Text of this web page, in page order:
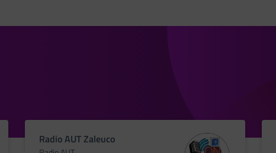
Radio AUT Zaleuco